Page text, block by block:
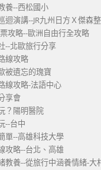
養--西松國小
迴演講--JR九州日方Ｘ傑森
攻略--歐洲自由行全攻略
--北歐旅行分享
線攻略
被遺忘的瑰寶
線攻略-法語中心
享會
？陽明醫院
--台中
單--高雄科技大學
攻略--台北、高雄
教養--從旅行中涵養情緒-大